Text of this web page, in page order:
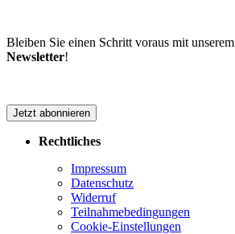
Bleiben Sie einen Schritt voraus mit unserem
Newsletter!
Jetzt abonnieren
Rechtliches
Impressum
Datenschutz
Widerruf
Teilnahmebedingungen
Cookie-Einstellungen